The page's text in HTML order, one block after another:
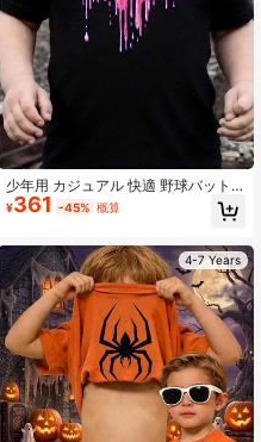
少年用 カジュアル 快適 野球バット
グラフィック プリント 半袖 ラウン
ドネック Tシャツ
¥361 -45% 概算
4-7 Years